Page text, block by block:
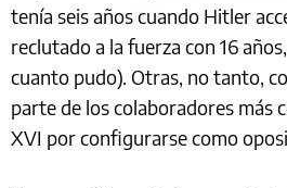
tenía seis años cuando Hitler
reclutado a la fuerza con 16
cuanto pudo). Otras, no tanto,
parte de los colaboradores más
XVI por configurarse como